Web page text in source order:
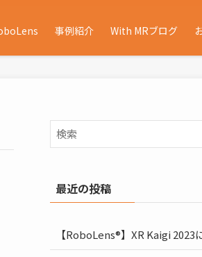
事例紹介 With MRブログ
最近の投稿
【RoboLens®】XR Kaigi 2023